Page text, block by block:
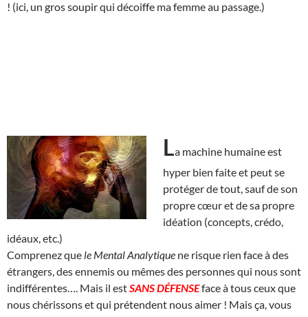
! (ici, un gros soupir qui décoiffe ma femme au passage.)
La machine humaine est
hyper bien faite et peut se
protéger de tout, sauf de son
propre cœur et de sa propre
idéation (concepts, crédo,
idéaux, etc.)
Comprenez que le Mental Analytique ne risque rien face à des
étrangers, des ennemis ou mêmes des personnes qui nous sont
indifférentes…. Mais il estSANS DÉFENSEface à tous ceux que
nous chérissons et qui prétendent nous aimer ! Mais ça, vous